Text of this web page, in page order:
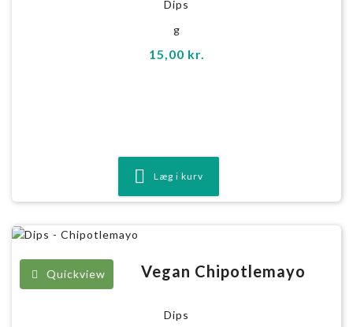
Dips
g
15,00 kr.
Læg i kurv
Quickview Vegan Chipotlemayo
Dips